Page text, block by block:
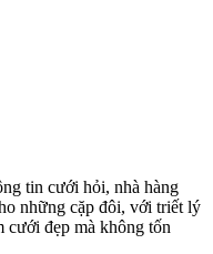
tin cưới hỏi, nhà hàng
những cặp đôi, với triết lý
cưới đẹp mà không tốn